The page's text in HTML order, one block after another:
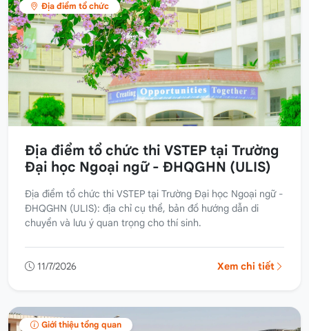
Địa điểm tổ chức
Địa điểm tổ chức thi VSTEP tại Trường
Đại học Ngoại ngữ - ĐHQGHN (ULIS)
Địa điểm tổ chức thi VSTEP tại Trường Đại học Ngoại ngữ -
ĐHQGHN (ULIS): địa chỉ cụ thể, bản đồ hướng dẫn di
chuyển và lưu ý quan trọng cho thí sinh.
11/7/2026 Xem chi tiết
Giới thiệu tổng quan